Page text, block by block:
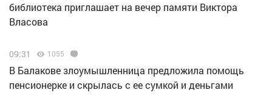
библиотека приглашает на вечер памяти Виктора
Власова
09:31 1055
В Балакове злоумышленница предложила помощь
пенсионерке и скрылась с ее сумкой и деньгами